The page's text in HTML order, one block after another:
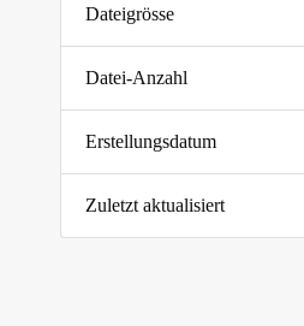
Dateigrösse
Datei-Anzahl
Erstellungsdatum
Zuletzt aktualisiert